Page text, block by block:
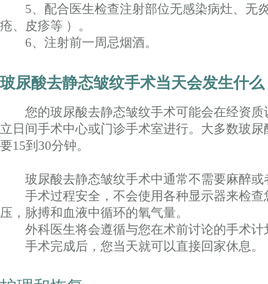
5、配合医生检查注射部位无感染病灶、无
疮、皮疹等 ）。
6、注射前一周忌烟酒。
玻尿酸去静态皱纹手术当天会发生什么
您的玻尿酸去静态皱纹手术可能会在经资质
立日间手术中心或门诊手术室进行。大多数玻
要15到30分钟。
玻尿酸去静态皱纹手术中通常不需要麻醉或
手术过程安全，不会使用各种显示器来检查
压，脉搏和血液中循环的氧气量。
外科医生将会遵循与您在术前讨论的手术计
手术完成后，您当天就可以直接回家休息。